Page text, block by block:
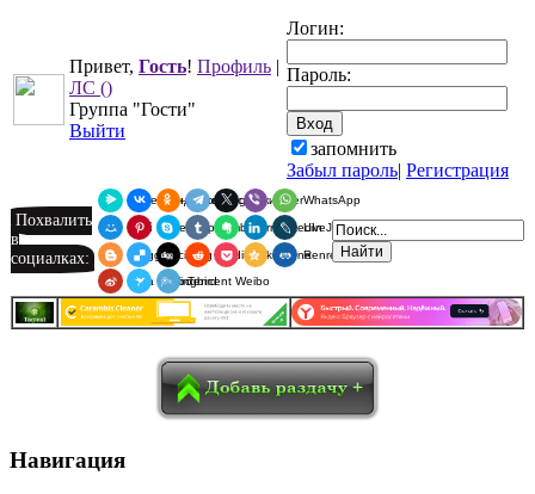
Привет, Гость! Профиль |
ЛС ()
Группа "Гости"
Выйти
Логин:
Пароль:
запомнить
Забыл пароль| Регистрация
Похвалить
в
социалках:
Я.Мессенджер
ВКонтакте
Одноклассники
Telegram
X ViberWhatsApp
Мой МирPinterest
SkypeTumblrEvernoteLinkedInLiveJournal
BloggerDelicious
Digg redditPocketQzoneRenren
Sina Weibo
SurfingbirdTencent Weibo
Навигация